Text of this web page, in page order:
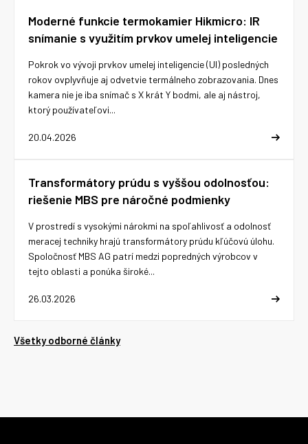
Moderné funkcie termokamier Hikmicro: IR
snímanie s využitím prvkov umelej inteligencie
20.04.2026
Pokrok vo vývoji prvkov umelej inteligencie (UI) posledných
rokov ovplyvňuje aj odvetvie termálneho zobrazovania. Dnes
kamera nie je iba snímač s X krát Y bodmi, ale aj nástroj,
ktorý používateľovi...
Transformátory prúdu s vyššou odolnosťou:
riešenie MBS pre náročné podmienky
26.03.2026
V prostredí s vysokými nárokmi na spoľahlivosť a odolnosť
meracej techniky hrajú transformátory prúdu kľúčovú úlohu.
Spoločnosť MBS AG patrí medzi popredných výrobcov v
tejto oblasti a ponúka široké...
Všetky odborné články